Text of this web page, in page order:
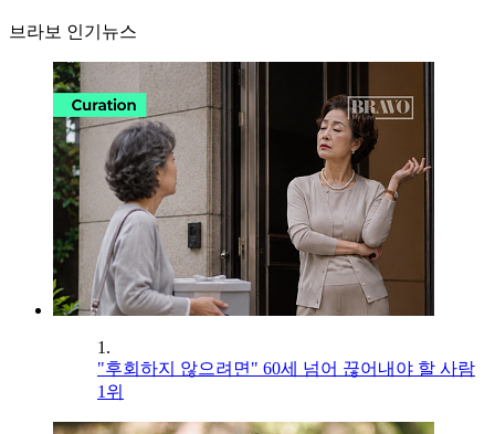
브라보 인기뉴스
1.
"후회하지 않으려면" 60세 넘어 끊어내야 할 사람
1위